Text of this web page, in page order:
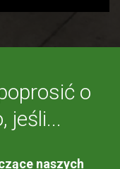
o
jeśli...
naszych